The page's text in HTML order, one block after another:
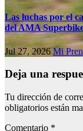
Las luchas por el
del AMA
Jul 27, 2026Mi
Deja una
Tu dirección de
obligatorios están
Comentario *